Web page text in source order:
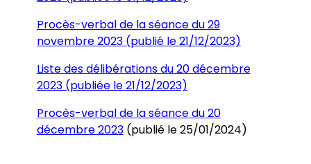
Procès-verbal de la séance du 29
novembre 2023 (publié le 21/12/2023)
Liste des délibérations du 20 décembre
2023 (publiée le 21/12/2023)
Procès-verbal de la séance du 20
décembre 2023(publié le 25/01/2024)